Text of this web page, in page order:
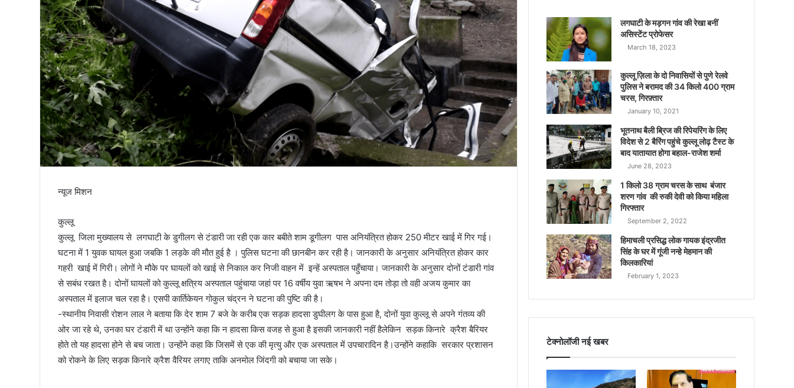
फहराया
तिरंगा
न्यूज मिशन
कुल्लू
कुल्लू जिला मुख्यालय से लगघाटी के डुगीलग से टंडारी जा रही एक कार बबीते शाम डूगीलग पास अनियंत्रित होकर 250 मीटर खाई में गिर गई।
घटना में 1 युवक घायल हुआ जबकि 1 लड़के की मौत हुई है । पुलिस घटना की छानबीन कर रही है। जानकारी के अनुसार अनियंत्रित होकर कार
गहरी खाई में गिरी। लोगों ने मौके पर घायलों को खाई से निकाल कर निजी वाहन में इन्हें अस्पताल पहुँचाया। जानकारी के अनुसार दोनों टंडारी गांव
से सबंध रखत है। दोनों घायलों को कुल्लू क्षत्रिय अस्पताल पहुंचाया जहां पर 16 वर्षीय युवा ऋषभ ने अपना दम तोड़ा तो वही अजय कुमार का
अस्पताल में इलाज चल रहा है। एसपी कार्तिकेयन गोकुल चंद्रन ने घटना की पुष्टि की है।
-स्थानीय निवासी रोशन लाल ने बताया कि देर शाम 7 बजे के करीब एक सड़क हादसा डुघीलग के पास हुआ है, दोनों युवा कुल्लू से अपने गंतव्य की
ओर जा रहे थे, उनका घर टंडारी में था उन्होंने कहा कि न हादसा किस वजह से हुआ है इसकी जानकारी नहीं हैलेकिन सड़क किनारे क्रैश बैरियर
होते तो यह हादसा होने से बच जाता। उन्होंने कहा कि जिसमें से एक की मृत्यु और एक अस्पताल में उपचारादिन है।उन्होंने कहाकि सरकार प्रशासन
को रोकने के लिए सड़क किनारे क्रैश वैरियर लगाए ताकि अनमोल जिंदगी को बचाया जा सके।
लगघाटी के मड़गन गांव की रेखा बनीं
असिस्टेंट प्रोफेसर
March 18, 2023
कुल्लू ज़िला के दो निवासियों से पुणे रेलवे
पुलिस ने बरामद की 34 किलो 400 ग्राम
चरस, गिरफ़्तार
January 10, 2021
भूतनाथ बैली ब्रिज की रिपेयरिंग के लिए
विदेश से 2 बैरिंग पहुंचे कुल्लू लोढ़ टैस्ट के
बाद यातायात होगा बहाल-राजेश शर्मा
June 28, 2023
1 किलो 38 ग्राम चरस के साथ बंजार
शरण गांव की रुकी देवी को किया महिला
गिरफ्तार
September 2, 2022
हिमाचली प्रसिद्ध लोक गायक इंद्रजीत
सिंह के घर में गूंजी नन्हे मेहमान की
किलकारियां
February 1, 2023
टेक्नोलॉजी नई खबर